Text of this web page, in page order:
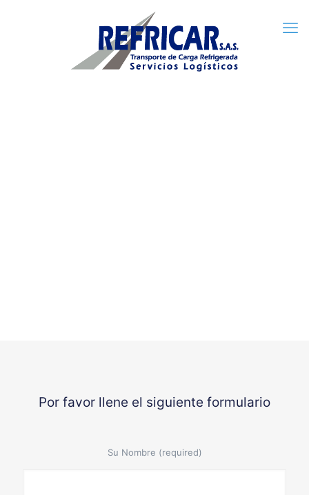
Por favor llene el siguiente formulario
Su Nombre (required)